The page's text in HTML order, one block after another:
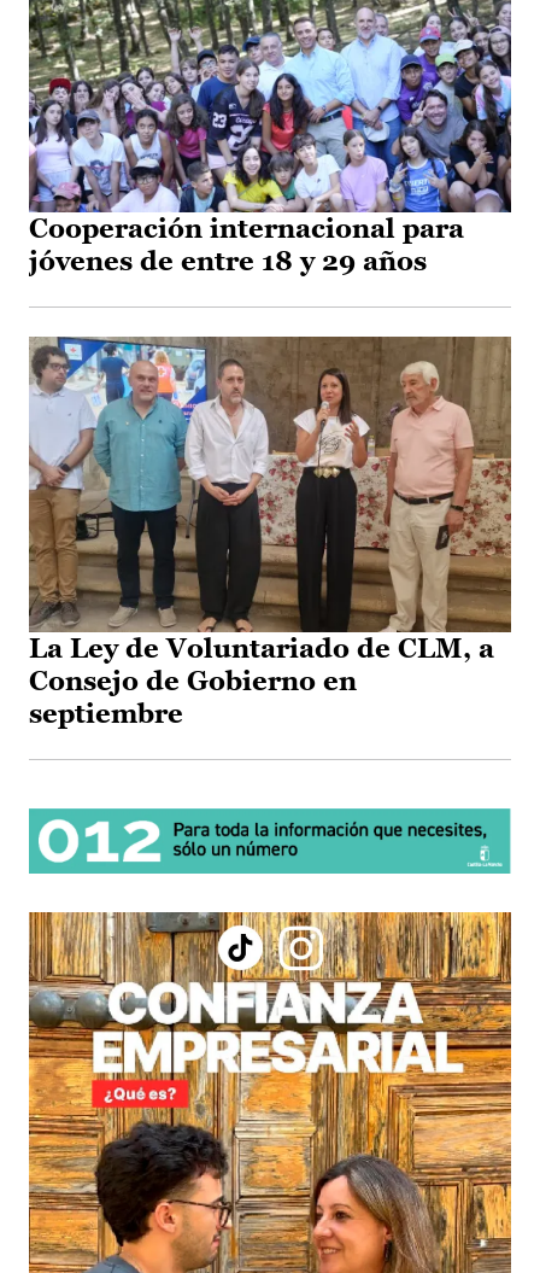
Cooperación internacional para
jóvenes de entre 18 y 29 años
La Ley de Voluntariado de CLM, a
Consejo de Gobierno en
septiembre